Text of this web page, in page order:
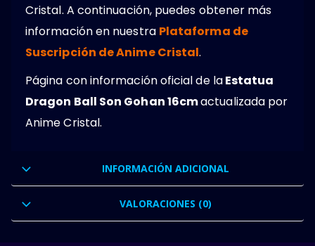
Cristal. A continuación, puedes obtener más
información en nuestra Plataforma de
Suscripción de Anime Cristal.
Página con información oficial de laEstatua
Dragon Ball Son Gohan 16cmactualizada por
Anime Cristal.
INFORMACIÓN ADICIONAL
VALORACIONES (0)